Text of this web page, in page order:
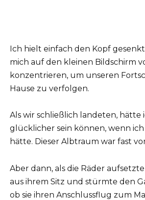
Ich hielt einfach den Kopf
mich auf den kleinen Bildschirm
konzentrieren, um unseren
Hause zu verfolgen.
Als wir schließlich landeten, hätte
glücklicher sein können, wenn
hätte. Dieser Albtraum war fast
Aber dann, als die Räder
aus ihrem Sitz und stürmte den
ob sie ihren Anschlussflug zum